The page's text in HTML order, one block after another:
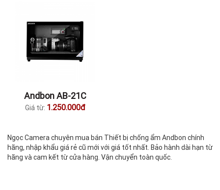
Andbon AB-21C
Giá từ: 1.250.000đ
Ngọc Camera chuyên mua bán Thiết bị chống ẩm Andbon chính
hãng, nhập khẩu giá rẻ cũ mới với giá tốt nhất. Bảo hành dài hạn từ
hãng và cam kết từ cửa hàng. Vận chuyển toàn quốc.